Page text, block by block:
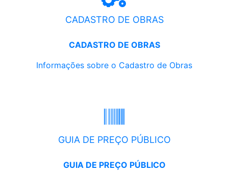
CADASTRO DE OBRAS
CADASTRO DE OBRAS
Informações sobre o Cadastro de Obras
GUIA DE PREÇO PÚBLICO
GUIA DE PREÇO PÚBLICO